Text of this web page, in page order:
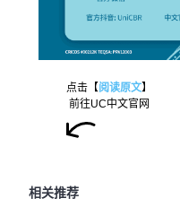
点击【阅读原文】
前往UC中文官网
相关推荐